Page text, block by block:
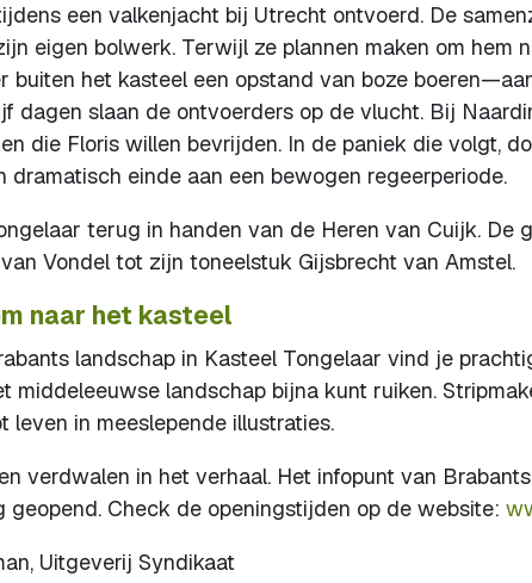
een valkenjacht bij Utrecht ontvoerd. De
eigen bolwerk. Terwijl ze plannen maken om hem
buiten het kasteel een opstand van boze
dagen slaan de ontvoerders op de vlucht. Bij
die Floris willen bevrijden. In de paniek die volgt,
dramatisch einde aan een bewogen regeerperiode.
terug in handen van de Heren van Cuijk. De
Vondel tot zijn toneelstuk Gijsbrecht van Amstel.
naar het kasteel
landschap in Kasteel Tongelaar vind je
middeleeuwse landschap bijna kunt ruiken.
leven in meeslepende illustraties.
verdwalen in het verhaal. Het infopunt van
geopend. Check de openingstijden op de website:
Uitgeverij Syndikaat